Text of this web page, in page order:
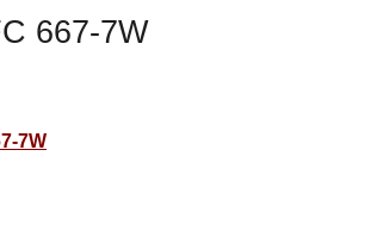
667-7W
7W